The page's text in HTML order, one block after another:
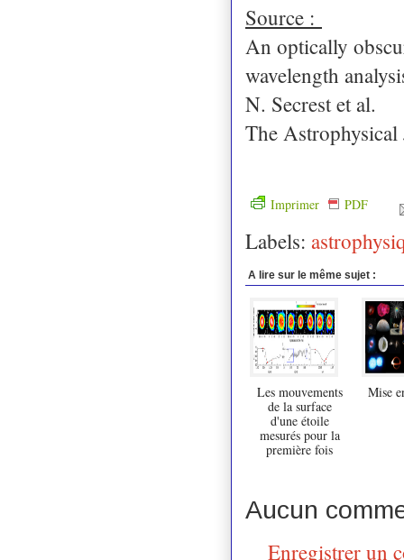
Source :
An optically
wavelength
N. Secrest et al.
The
Imprimer PDF
Labels:
A lire sur le même sujet :
Les mouvements
de la surface
d'une étoile
mesurés pour la
première fois
Mise
Aucun
Enregistrer un